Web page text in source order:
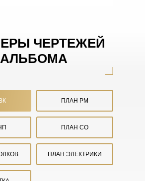
ЧЕРТЕЖЕЙ
АЛЬБОМА
ПЛАН РМ
ПЛАН СО
ПЛАН ЭЛЕКТРИКИ